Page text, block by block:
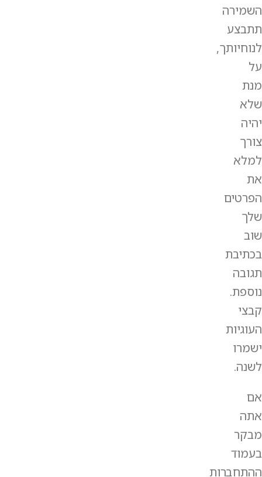
השמירה
תתבצע
לנוחיותך,
על
מנת
שלא
יהיה
צורך
למלא
את
הפרטים
שלך
שוב
בכתיבת
תגובה
נוספת.
קבצי
העוגיות
ישמרו
לשנה.
אם
אתה
מבקר
בעמוד
ההתחברות